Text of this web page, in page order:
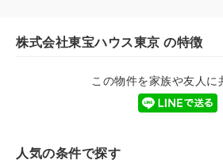
株式会社東宝ハウス東京 の特徴
この物件を家族や友人に
人気の条件で探す